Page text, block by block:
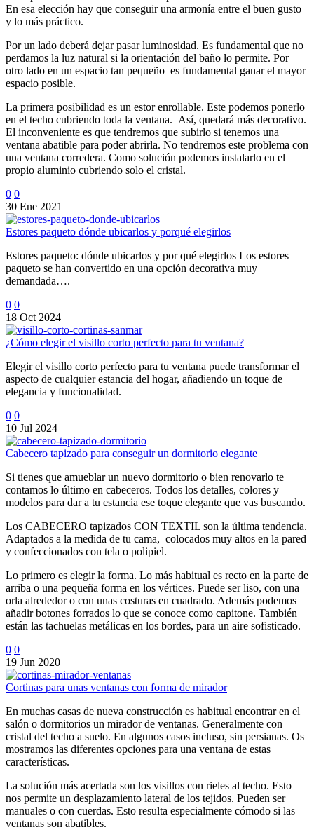
En esa elección hay que conseguir una armonía entre el buen gusto
y lo más práctico.
Por un lado deberá dejar pasar luminosidad. Es fundamental que no
perdamos la luz natural si la orientación del baño lo permite. Por
otro lado en un espacio tan pequeño es fundamental ganar el mayor
espacio posible.
La primera posibilidad es un estor enrollable. Este podemos ponerlo
en el techo cubriendo toda la ventana. Así, quedará más decorativo.
El inconveniente es que tendremos que subirlo si tenemos una
ventana abatible para poder abrirla. No tendremos este problema con
una ventana corredera. Como solución podemos instalarlo en el
propio aluminio cubriendo solo el cristal.
0 0
30 Ene 2021
Estores paqueto dónde ubicarlos y porqué elegirlos
Estores paqueto: dónde ubicarlos y por qué elegirlos Los estores
paqueto se han convertido en una opción decorativa muy
demandada….
0 0
18 Oct 2024
¿Cómo elegir el visillo corto perfecto para tu ventana?
Elegir el visillo corto perfecto para tu ventana puede transformar el
aspecto de cualquier estancia del hogar, añadiendo un toque de
elegancia y funcionalidad.
0 0
10 Jul 2024
Cabecero tapizado para conseguir un dormitorio elegante
Si tienes que amueblar un nuevo dormitorio o bien renovarlo te
contamos lo último en cabeceros. Todos los detalles, colores y
modelos para dar a tu estancia ese toque elegante que vas buscando.
Los CABECERO tapizados CON TEXTIL son la última tendencia.
Adaptados a la medida de tu cama, colocados muy altos en la pared
y confeccionados con tela o polipiel.
Lo primero es elegir la forma. Lo más habitual es recto en la parte de
arriba o una pequeña forma en los vértices. Puede ser liso, con una
orla alrededor o con unas costuras en cuadrado. Además podemos
añadir botones forrados lo que se conoce como capitone. También
están las tachuelas metálicas en los bordes, para un aire sofisticado.
0 0
19 Jun 2020
Cortinas para unas ventanas con forma de mirador
En muchas casas de nueva construcción es habitual encontrar en el
salón o dormitorios un mirador de ventanas. Generalmente con
cristal del techo a suelo. En algunos casos incluso, sin persianas. Os
mostramos las diferentes opciones para una ventana de estas
características.
La solución más acertada son los visillos con rieles al techo. Esto
nos permite un desplazamiento lateral de los tejidos. Pueden ser
manuales o con cuerdas. Esto resulta especialmente cómodo si las
ventanas son abatibles.